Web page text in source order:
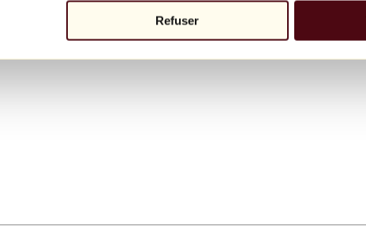
Refuser